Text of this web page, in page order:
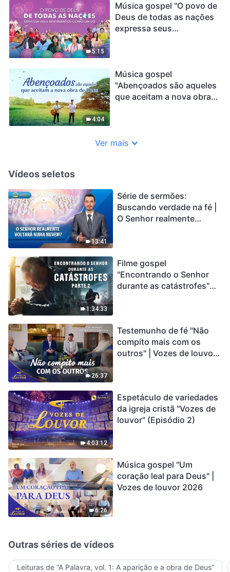
5:15
Música gospel "O povo de
Deus de todas as nações
expressa seus
4:04
Música gospel
"Abençoados são aqueles
que aceitam a nova obra
Ver mais
Vídeos seletos
13:41
Série de sermões:
Buscando verdade na fé |
O Senhor realmente
1:34:33
Filme gospel
"Encontrando o Senhor
durante as catástrofes"
catástrofes ccontecem, a
humanidade está
entrando em contagem
26:37
Testemunho de fé "Não
compito mais com os
outros" | Vozes de louvor
4:03:12
Espetáculo de variedades
da igreja cristã "Vozes de
louvor" (Episódio 2)
6:26
Música gospel "Um
coração leal para Deus" |
Vozes de louvor 2026
Outras séries de vídeos
Leituras de “A Palavra, vol. 1: A aparição e a obra de Deus”